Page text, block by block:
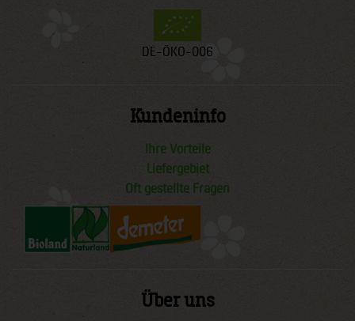
DE-ÖKO-006
Kundeninfo
Ihre Vorteile
Liefergebiet
Oft gestellte Fragen
Über uns